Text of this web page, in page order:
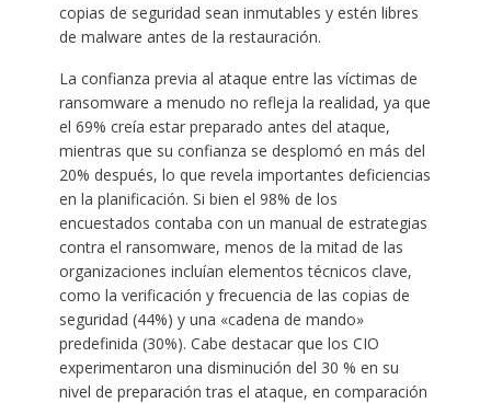
copias de seguridad sean inmutables y estén libres
de malware antes de la restauración.
La confianza previa al ataque entre las víctimas de
ransomware a menudo no refleja la realidad, ya que
el 69% creía estar preparado antes del ataque,
mientras que su confianza se desplomó en más del
20% después, lo que revela importantes deficiencias
en la planificación. Si bien el 98% de los
encuestados contaba con un manual de estrategias
contra el ransomware, menos de la mitad de las
organizaciones incluían elementos técnicos clave,
como la verificación y frecuencia de las copias de
seguridad (44%) y una «cadena de mando»
predefinida (30%). Cabe destacar que los CIO
experimentaron una disminución del 30 % en su
nivel de preparación tras el ataque, en comparación